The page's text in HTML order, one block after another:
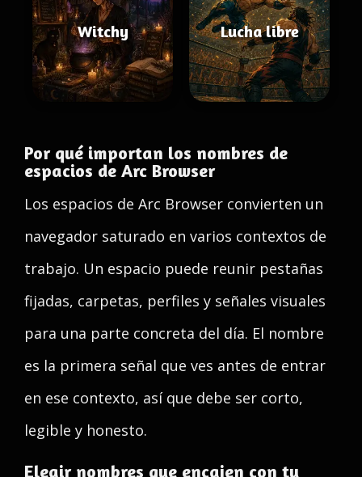
Witchy Lucha libre
Por qué importan los nombres de
espacios de Arc Browser
Los espacios de Arc Browser convierten un
navegador saturado en varios contextos de
trabajo. Un espacio puede reunir pestañas
fijadas, carpetas, perfiles y señales visuales
para una parte concreta del día. El nombre
es la primera señal que ves antes de entrar
en ese contexto, así que debe ser corto,
legible y honesto.
Elegir nombres que encajen con tu